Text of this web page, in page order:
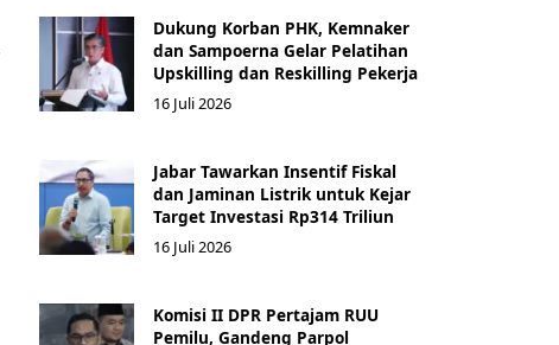
Dukung Korban PHK, Kemnaker
dan Sampoerna Gelar Pelatihan
Upskilling dan Reskilling Pekerja
16 Juli 2026
Jabar Tawarkan Insentif Fiskal
dan Jaminan Listrik untuk Kejar
Target Investasi Rp314 Triliun
16 Juli 2026
Komisi II DPR Pertajam RUU
Pemilu, Gandeng Parpol